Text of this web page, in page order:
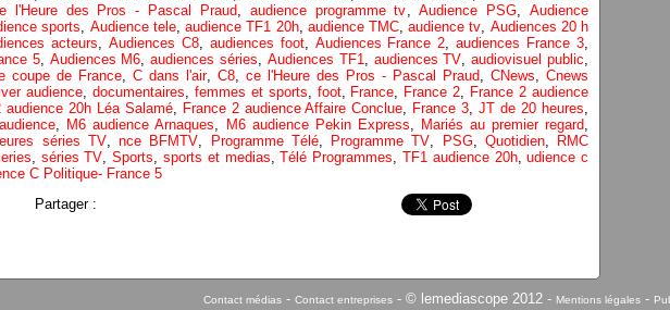
l'Heure des Pros - Pascal Praud audience programme tv ,Audience PSG ,Audience
sports Audience tele,audience TF1 20h, audience TMC,audience tv Audiences 20 h
acteurs Audiences C8, audiences foot, Audiences France 2 ,audiences France 3
5, Audiences M6 ,audiences séries Audiences TF1 audiences TV ,audiovisuel public
coupe de France
C dans l'air, C8 ce l'Heure des Pros - Pascal Praud CNews
Cnews
audience, documentaires femmes et sports foot, France France 2
France 2 audience
audience 20h Léa Salamé, France 2 audience Affaire Conclue France 3 ,JT de 20 heures
M6 audience Arnaques M6 audience Pekin Express Mariés au premier regard
séries TV, nce BFMTV Programme Télé, Programme TV PSG, Quotidien,
RMC
séries TV ,Sports sports et medias ,Télé Programmes TF1 audience 20h,udience c
C Politique- France 5
Partager :
Contact médias- Contact entreprises- © lemediascope 2012 - Mentions légales-